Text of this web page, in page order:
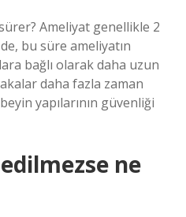
Ameliyat genellikle 2
bu süre ameliyatın
bağlı olarak daha uzun
daha fazla zaman
yapılarının güvenliği
ne